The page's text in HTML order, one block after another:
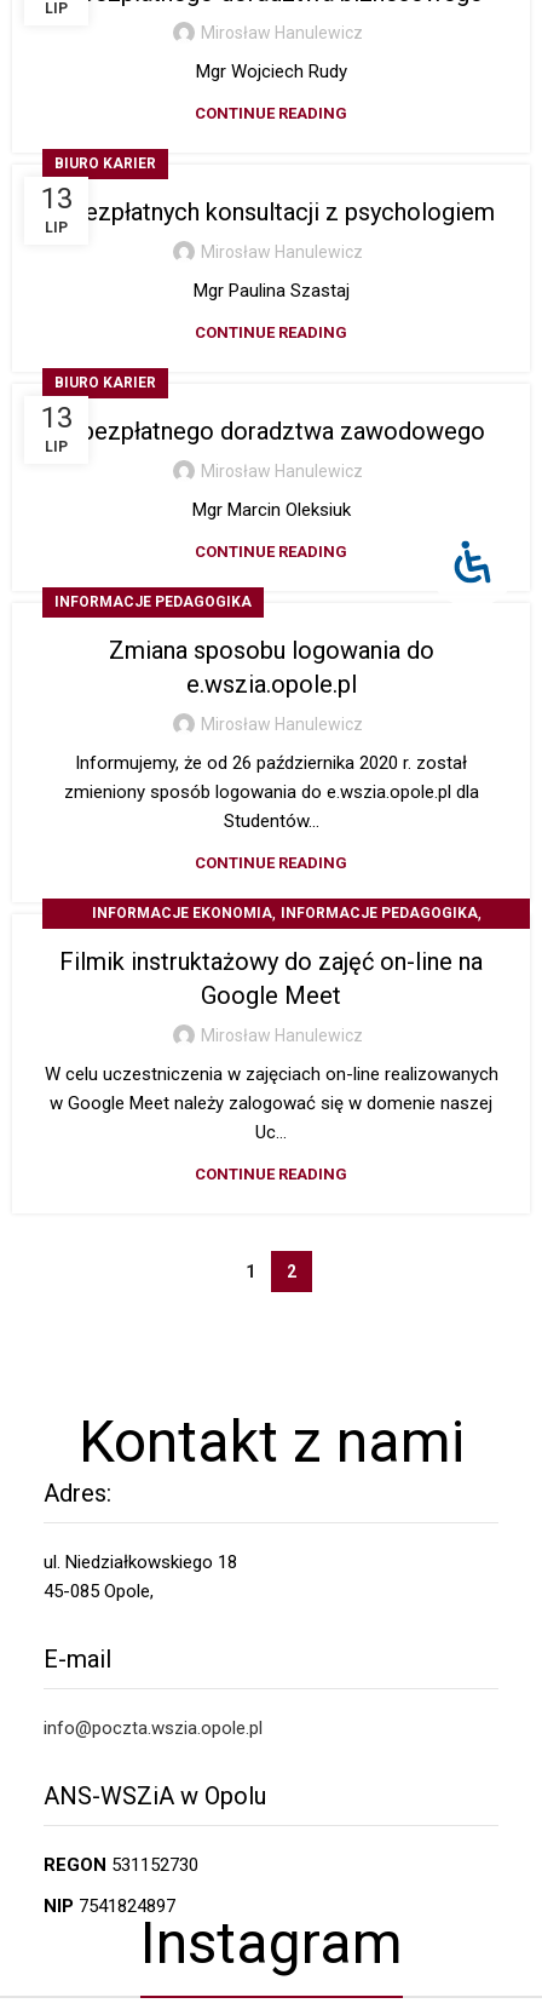
LIP
Mirosław Hanulewicz
Mgr Wojciech Rudy
CONTINUE READING
13
LIP
BIURO KARIER
– bezpłatnych konsultacji z psychologiem
Mirosław Hanulewicz
Mgr Paulina Szastaj
CONTINUE READING
13
LIP
BIURO KARIER
– bezpłatnego doradztwa zawodowego
Mirosław Hanulewicz
Mgr Marcin Oleksiuk
CONTINUE READING
INFORMACJE PEDAGOGIKA
Zmiana sposobu logowania do
e.wszia.opole.pl
Mirosław Hanulewicz
Informujemy, że od 26 października 2020 r. został
zmieniony sposób logowania do e.wszia.opole.pl dla
Studentów...
CONTINUE READING
INFORMACJE EKONOMIA, INFORMACJE PEDAGOGIKA,
Filmik instruktażowy do zajęć on-line na
Google Meet
Mirosław Hanulewicz
W celu uczestniczenia w zajęciach on-line realizowanych
w Google Meet należy zalogować się w domenie naszej
Uc...
CONTINUE READING
1 2
Kontakt z nami
Adres:
ul. Niedziałkowskiego 18
45-085 Opole,
E-mail
info@poczta.wszia.opole.pl
ANS-WSZiA w Opolu
REGON 531152730
NIP 7541824897
Instagram